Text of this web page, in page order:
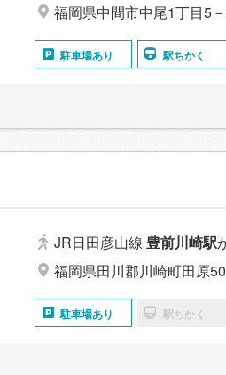
福岡県中間市中尾1丁目5
駐車場あり 駅ちかく
JR日田彦山線 豊前川崎駅
福岡県田川郡川崎町田原
駐車場あり 駅ちかく